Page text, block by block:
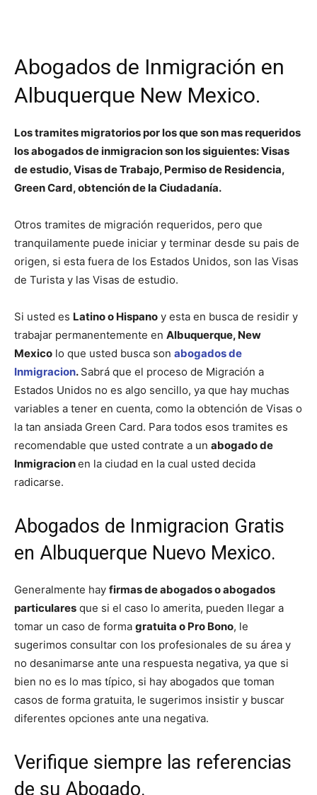
Abogados de Inmigración en
Albuquerque New Mexico.
Los tramites migratorios por los que son mas requeridos
los abogados de inmigracion son los siguientes: Visas
de estudio, Visas de Trabajo, Permiso de Residencia,
Green Card, obtención de la Ciudadanía.
Otros tramites de migración requeridos, pero que
tranquilamente puede iniciar y terminar desde su pais de
origen, si esta fuera de los Estados Unidos, son las Visas
de Turista y las Visas de estudio.
Si usted es Latino o Hispano y esta en busca de residir y
trabajar permanentemente en Albuquerque, New
Mexico lo que usted busca son abogados de
Inmigracion. Sabrá que el proceso de Migración a
Estados Unidos no es algo sencillo, ya que hay muchas
variables a tener en cuenta, como la obtención de Visas o
la tan ansiada Green Card. Para todos esos tramites es
recomendable que usted contrate a un abogado de
Inmigracionen la ciudad en la cual usted decida
radicarse.
Abogados de Inmigracion Gratis
en Albuquerque Nuevo Mexico.
Generalmente hay firmas de abogados o abogados
particulares que si el caso lo amerita, pueden llegar a
tomar un caso de forma gratuita o Pro Bono, le
sugerimos consultar con los profesionales de su área y
no desanimarse ante una respuesta negativa, ya que si
bien no es lo mas típico, si hay abogados que toman
casos de forma gratuita, le sugerimos insistir y buscar
diferentes opciones ante una negativa.
Verifique siempre las referencias
de su Abogado.